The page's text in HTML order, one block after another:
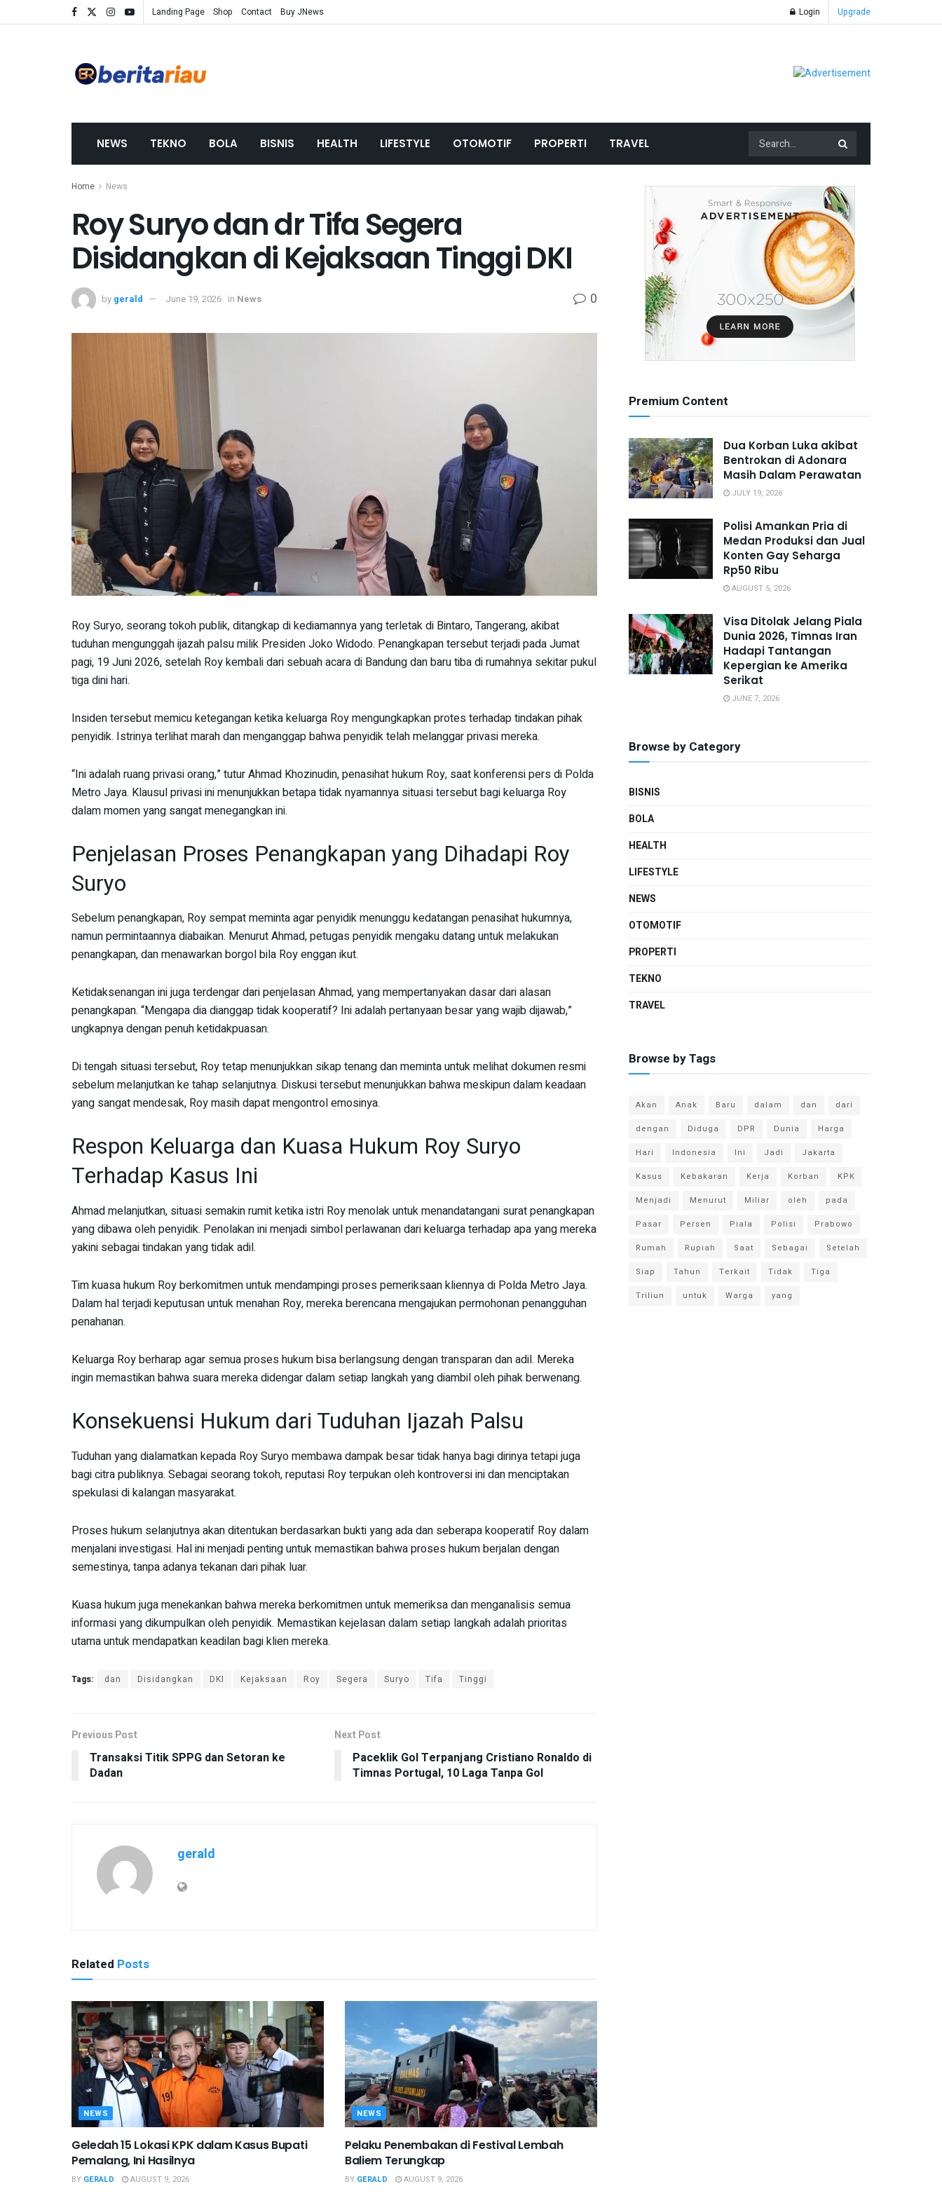
Landing Page Shop Contact Buy JNews Login Upgrade
NEWS TEKNO BOLA BISNIS HEALTH LIFESTYLE OTOMOTIF PROPERTI TRAVEL
Home News
Roy Suryo dan dr Tifa Segera
Disidangkan di Kejaksaan Tinggi DKI
by gerald June 19, 2026 in News 0
Roy Suryo, seorang tokoh publik, ditangkap di kediamannya yang terletak di Bintaro, Tangerang, akibat
tuduhan mengunggah ijazah palsu milik Presiden Joko Widodo. Penangkapan tersebut terjadi pada Jumat
pagi, 19 Juni 2026, setelah Roy kembali dari sebuah acara di Bandung dan baru tiba di rumahnya sekitar pukul
tiga dini hari.
Insiden tersebut memicu ketegangan ketika keluarga Roy mengungkapkan protes terhadap tindakan pihak
penyidik. Istrinya terlihat marah dan menganggap bahwa penyidik telah melanggar privasi mereka.
“Ini adalah ruang privasi orang,” tutur Ahmad Khozinudin, penasihat hukum Roy, saat konferensi pers di Polda
Metro Jaya. Klausul privasi ini menunjukkan betapa tidak nyamannya situasi tersebut bagi keluarga Roy
dalam momen yang sangat menegangkan ini.
Penjelasan Proses Penangkapan yang Dihadapi Roy
Suryo
Sebelum penangkapan, Roy sempat meminta agar penyidik menunggu kedatangan penasihat hukumnya,
namun permintaannya diabaikan. Menurut Ahmad, petugas penyidik mengaku datang untuk melakukan
penangkapan, dan menawarkan borgol bila Roy enggan ikut.
Ketidaksenangan ini juga terdengar dari penjelasan Ahmad, yang mempertanyakan dasar dari alasan
penangkapan. “Mengapa dia dianggap tidak kooperatif? Ini adalah pertanyaan besar yang wajib dijawab,”
ungkapnya dengan penuh ketidakpuasan.
Di tengah situasi tersebut, Roy tetap menunjukkan sikap tenang dan meminta untuk melihat dokumen resmi
sebelum melanjutkan ke tahap selanjutnya. Diskusi tersebut menunjukkan bahwa meskipun dalam keadaan
yang sangat mendesak, Roy masih dapat mengontrol emosinya.
Respon Keluarga dan Kuasa Hukum Roy Suryo
Terhadap Kasus Ini
Ahmad melanjutkan, situasi semakin rumit ketika istri Roy menolak untuk menandatangani surat penangkapan
yang dibawa oleh penyidik. Penolakan ini menjadi simbol perlawanan dari keluarga terhadap apa yang mereka
yakini sebagai tindakan yang tidak adil.
Tim kuasa hukum Roy berkomitmen untuk mendampingi proses pemeriksaan kliennya di Polda Metro Jaya.
Dalam hal terjadi keputusan untuk menahan Roy, mereka berencana mengajukan permohonan penangguhan
penahanan.
Keluarga Roy berharap agar semua proses hukum bisa berlangsung dengan transparan dan adil. Mereka
ingin memastikan bahwa suara mereka didengar dalam setiap langkah yang diambil oleh pihak berwenang.
Konsekuensi Hukum dari Tuduhan Ijazah Palsu
Tuduhan yang dialamatkan kepada Roy Suryo membawa dampak besar tidak hanya bagi dirinya tetapi juga
bagi citra publiknya. Sebagai seorang tokoh, reputasi Roy terpukan oleh kontroversi ini dan menciptakan
spekulasi di kalangan masyarakat.
Proses hukum selanjutnya akan ditentukan berdasarkan bukti yang ada dan seberapa kooperatif Roy dalam
menjalani investigasi. Hal ini menjadi penting untuk memastikan bahwa proses hukum berjalan dengan
semestinya, tanpa adanya tekanan dari pihak luar.
Kuasa hukum juga menekankan bahwa mereka berkomitmen untuk memeriksa dan menganalisis semua
informasi yang dikumpulkan oleh penyidik. Memastikan kejelasan dalam setiap langkah adalah prioritas
utama untuk mendapatkan keadilan bagi klien mereka.
Tags: dan Disidangkan DKI Kejaksaan Roy Segera Suryo Tifa Tinggi
Previous Post
Transaksi Titik SPPG dan Setoran ke
Dadan
Next Post
Paceklik Gol Terpanjang Cristiano Ronaldo di
Timnas Portugal, 10 Laga Tanpa Gol
gerald
Related Posts
NEWS
Geledah 15 Lokasi KPK dalam Kasus Bupati
Pemalang, Ini Hasilnya
BY GERALD AUGUST 9, 2026
NEWS
Pelaku Penembakan di Festival Lembah
Baliem Terungkap
BY GERALD AUGUST 9, 2026
Premium Content
Dua Korban Luka akibat
Bentrokan di Adonara
Masih Dalam Perawatan
JULY 19, 2026
Polisi Amankan Pria di
Medan Produksi dan Jual
Konten Gay Seharga
Rp50 Ribu
AUGUST 5, 2026
Visa Ditolak Jelang Piala
Dunia 2026, Timnas Iran
Hadapi Tantangan
Kepergian ke Amerika
Serikat
JUNE 7, 2026
Browse by Category
BISNIS
BOLA
HEALTH
LIFESTYLE
NEWS
OTOMOTIF
PROPERTI
TEKNO
TRAVEL
Browse by Tags
Akan Anak Baru dalam dan
dari
dengan
Diduga DPR Dunia
Harga
Hari
Indonesia Ini Jadi
Jakarta
Kasus
Kebakaran Kerja Korban
KPK
Menjadi
Menurut Miliar oleh
pada
Pasar
Persen Piala Polisi
Prabowo
Rumah
Rupiah Saat Sebagai
Setelah
Siap
Tahun Terkait Tidak
Tiga
Triliun
untuk Warga yang